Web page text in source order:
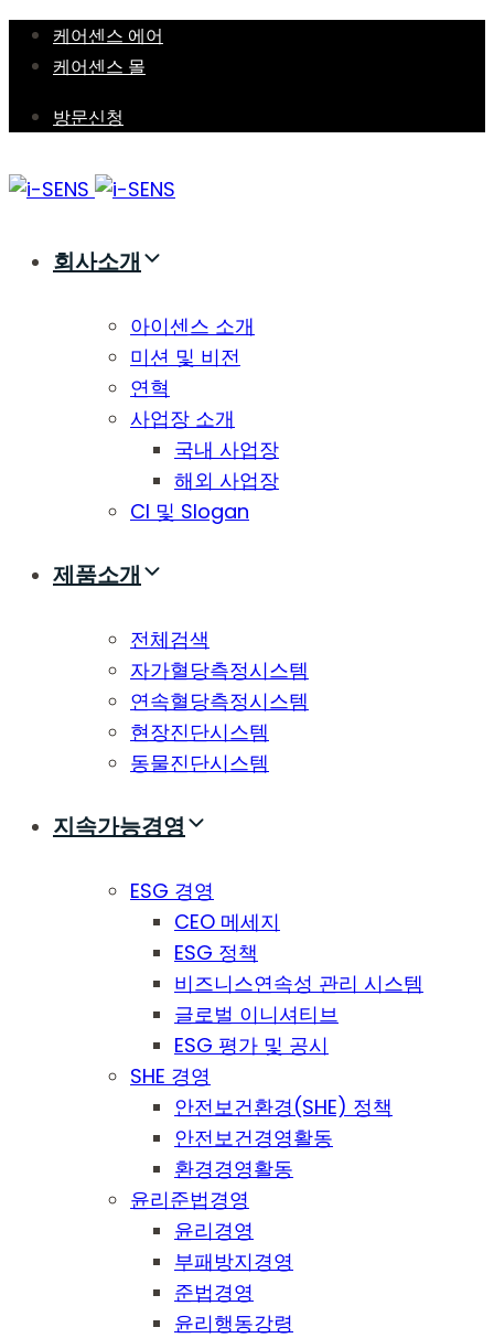
Skip
links
Skip
navigation
to
케어센스 에어
케어센스 몰
방문신청
회사소개
아이센스 소개
미션 및 비전
연혁
사업장 소개
국내 사업장
해외 사업장
CI 및 Slogan
제품소개
전체검색
자가혈당측정시스템
연속혈당측정시스템
현장진단시스템
동물진단시스템
지속가능경영
ESG 경영
CEO 메세지
ESG 정책
비즈니스연속성 관리 시스템
글로벌 이니셔티브
ESG 평가 및 공시
SHE 경영
안전보건환경(SHE) 정책
안전보건경영활동
환경경영활동
윤리준법경영
윤리경영
부패방지경영
준법경영
윤리행동강령